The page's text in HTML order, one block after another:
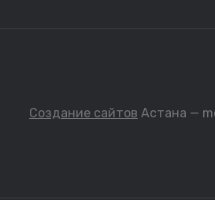
Создание сайтов Астана —